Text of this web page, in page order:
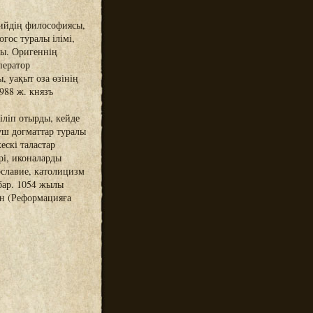
философиясы,
туралы ілімі,
Оригеннің
оза өзінің
ж. князъ
отырды, кейде
догматтар туралы
таластар
иконаларды
католицизм
1054 жылы
(Реформацияға